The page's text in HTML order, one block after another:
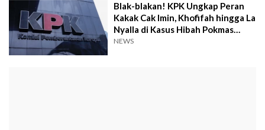
Blak-blakan! KPK Ungkap Peran
Kakak Cak Imin, Khofifah hingga La
Nyalla di Kasus Hibah Pokmas
Jatim
NEWS